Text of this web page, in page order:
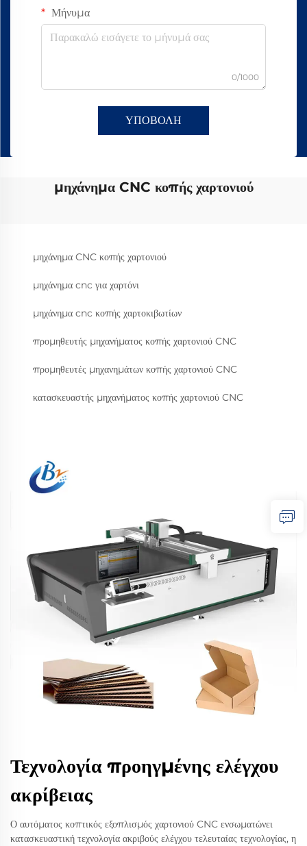
Μήνυμα
0/1000
ΥΠΟΒΟΛΗ
μηχάνημα CNC κοπής χαρτονιού
μηχάνημα CNC κοπής χαρτονιού
μηχάνημα cnc για χαρτόνι
μηχάνημα cnc κοπής χαρτοκιβωτίων
προμηθευτής μηχανήματος κοπής χαρτονιού CNC
προμηθευτές μηχανημάτων κοπής χαρτονιού CNC
κατασκευαστής μηχανήματος κοπής χαρτονιού CNC
Τεχνολογία προηγμένης ελέγχου
ακρίβειας
Ο αυτόματος κοπτικός εξοπλισμός χαρτονιού CNC ενσωματώνει
κατασκευαστική τεχνολογία ακριβούς ελέγχου τελευταίας τεχνολογίας, η